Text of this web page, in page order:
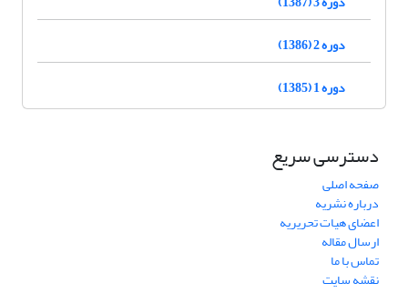
دوره 2 (1386)
دوره 1 (1385)
دسترسی سریع
صفحه اصلی
درباره نشریه
اعضای هیات تحریریه
ارسال مقاله
تماس با ما
نقشه سایت